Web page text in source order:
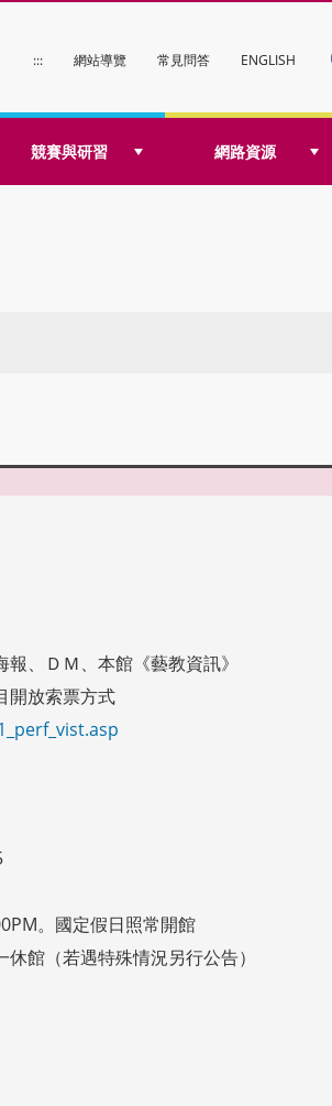
::: 網站導覽 常見問答 ENGLISH
競賽與研習 網路資源
、ＤＭ、本館《藝教資訊》
開放索票方式
。國定假日照常開館
館（若遇特殊情況另行公告）